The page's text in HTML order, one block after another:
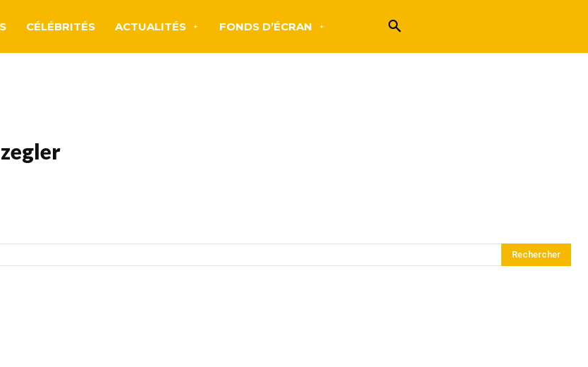
CÉLÉBRITÉS ACTUALITÉS FONDS D’ÉCRAN
Rechercher